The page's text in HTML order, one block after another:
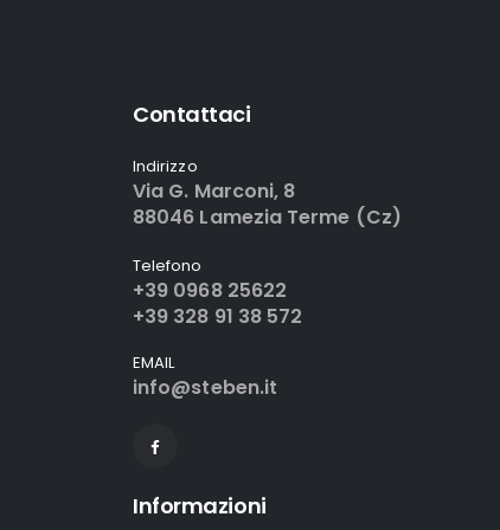
Contattaci
Indirizzo
Via G. Marconi, 8
88046 Lamezia Terme (Cz)
Telefono
+39 0968 25622
+39 328 91 38 572
EMAIL
info@steben.it
Informazioni